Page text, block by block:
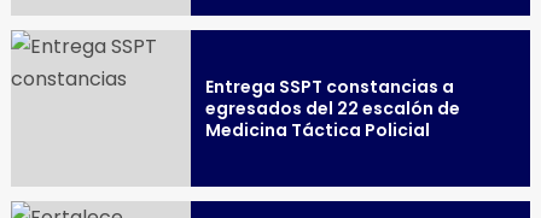
Entrega SSPT constancias a
egresados del 22 escalón de
Medicina Táctica Policial